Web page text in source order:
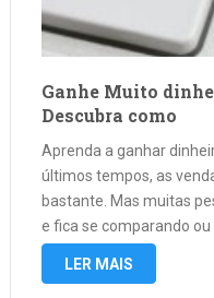
Ganhe Muito
Descubra como
Aprenda a ganhar
últimos tempos, as
bastante. Mas muitas
e fica se comparando
venda do concorrente, e
LER MAIS